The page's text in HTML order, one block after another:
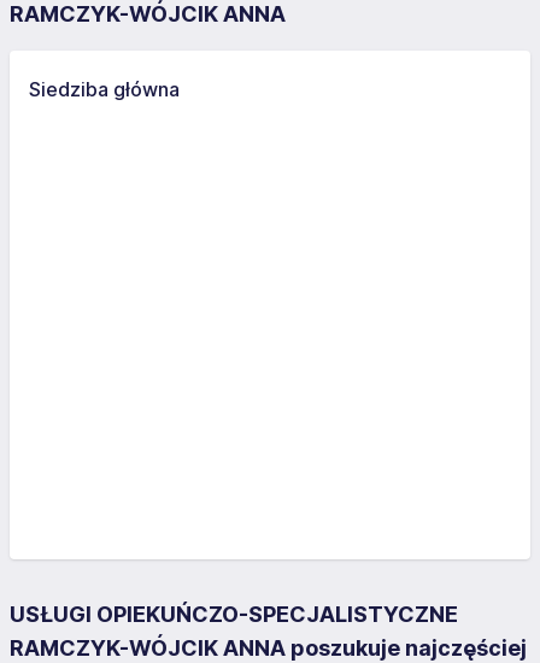
RAMCZYK-WÓJCIK ANNA
Siedziba główna
USŁUGI OPIEKUŃCZO-SPECJALISTYCZNE
RAMCZYK-WÓJCIK ANNA poszukuje najczęściej